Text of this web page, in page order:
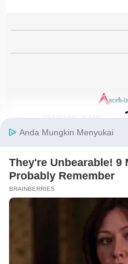
KODE ETIK
Facebook
@2021-2026 PT.